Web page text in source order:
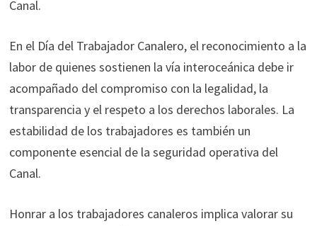
Canal.
En el Día del Trabajador Canalero, el reconocimiento a la
labor de quienes sostienen la vía interoceánica debe ir
acompañado del compromiso con la legalidad, la
transparencia y el respeto a los derechos laborales. La
estabilidad de los trabajadores es también un
componente esencial de la seguridad operativa del
Canal.
Honrar a los trabajadores canaleros implica valorar su